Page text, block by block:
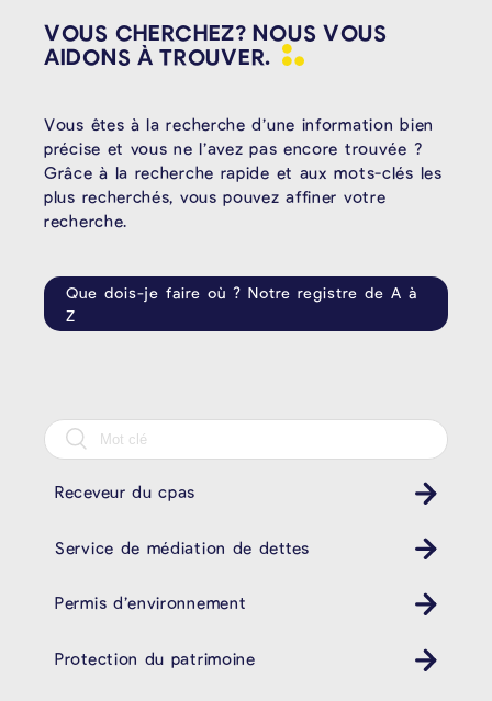
VOUS CHERCHEZ? NOUS VOUS
AIDONS ÀTROUVER.
Vous êtes à la recherche d’une information bien
précise et vous ne l’avez pas encore trouvée ?
Grâce à la recherche rapide et aux mots-clés les
plus recherchés, vous pouvez affiner votre
recherche.
Que dois-je faire où ? Notre registre de A à
Z
Receveur du cpas
Service de médiation de dettes
Permis d’environnement
Protection du patrimoine